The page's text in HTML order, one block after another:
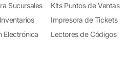
Sucursales
Electrónica
Kits Puntos de Ventas
Impresora de Tickets
Lectores de Códigos